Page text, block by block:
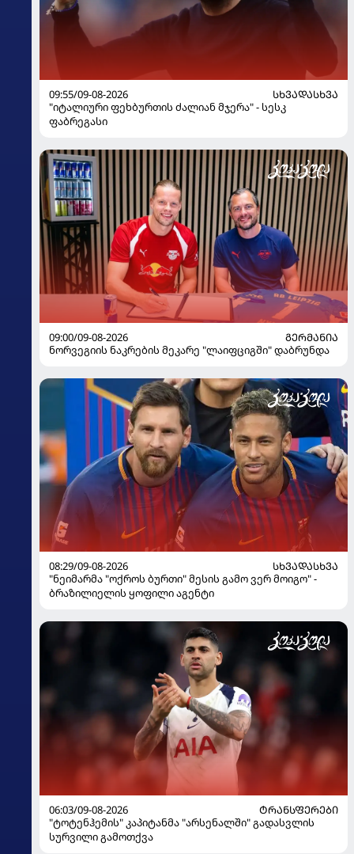
09:55/09-08-2026
ᲡᲮᲕᲐᲓᲐᲡᲮᲕᲐ
"იტალიური ფეხბურთის ძალიან მჯერა" - სესკ
ფაბრეგასი
09:00/09-08-2026
ᲒᲔᲠᲛᲐᲜᲘᲐ
ნორვეგიის ნაკრების მეკარე "ლაიფციგში" დაბრუნდა
08:29/09-08-2026
ᲡᲮᲕᲐᲓᲐᲡᲮᲕᲐ
"ნეიმარმა "ოქროს ბურთი" მესის გამო ვერ მოიგო" -
ბრაზილიელის ყოფილი აგენტი
06:03/09-08-2026
ᲢᲠᲐᲜᲡᲤᲔᲠᲔᲑᲘ
"ტოტენჰემის" კაპიტანმა "არსენალში" გადასვლის
სურვილი გამოთქვა